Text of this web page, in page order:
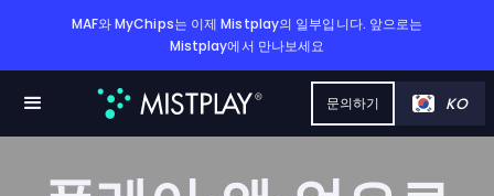
MAF와 MyChips는 이제 Mistplay의 일부입니다. 앞으로는
Mistplay에서 만나보세요
KO
문의하기